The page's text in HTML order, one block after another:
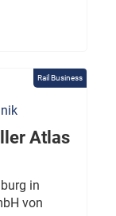
Rail Business
Atlas
in
von